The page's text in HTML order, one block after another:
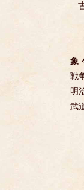
象
戦
明
武